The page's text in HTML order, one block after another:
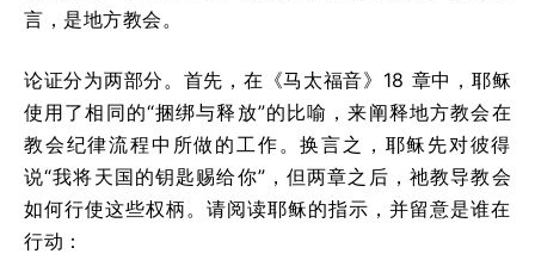
言，是地方教会。
论证分为两部分。首先，在《马太福音》18 章中，耶稣
使用了相同的“捆绑与释放”的比喻，来阐释地方教会在
教会纪律流程中所做的工作。换言之，耶稣先对彼得
说“我将天国的钥匙赐给你”，但两章之后，祂教导教会
如何行使这些权柄。请阅读耶稣的指示，并留意是谁在
行动：